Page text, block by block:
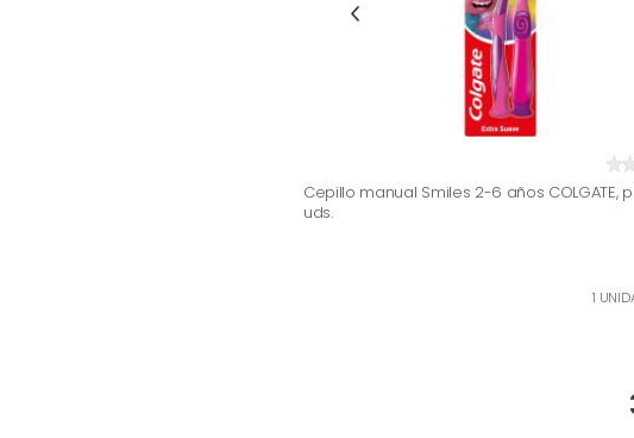
Cepillo manual Smiles 2-6 años COLGATE,
uds.
1